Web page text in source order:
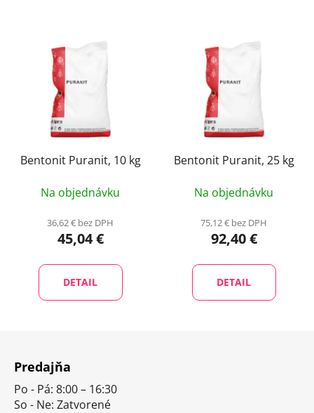
Bentonit Puranit, 10 kg
Na objednávku
36,62 € bez DPH
45,04 €
DETAIL
Bentonit Puranit, 25 kg
Na objednávku
75,12 € bez DPH
92,40 €
DETAIL
Predajňa
Po - Pá: 8:00 – 16:30
So - Ne: Zatvorené